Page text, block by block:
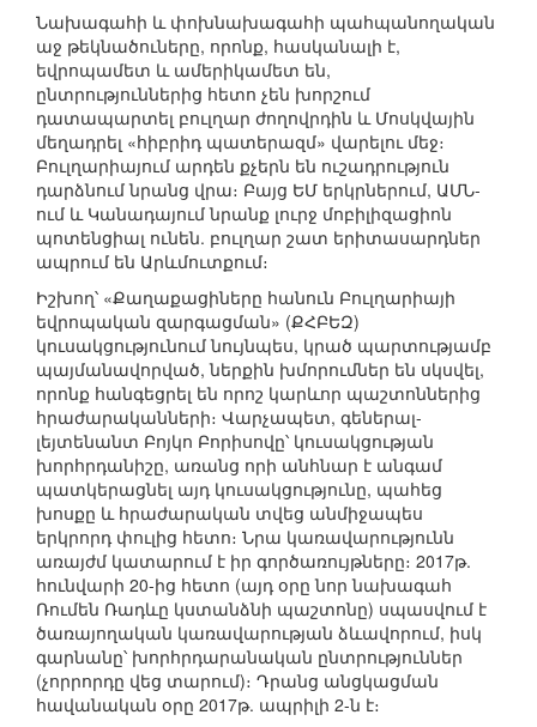
Նախագահի և փոխնախագահի պահպանողական
աջ թեկնածուները, որոնք, հասկանալի է,
եվրոպամետ և ամերիկամետ են,
ընտրություններից հետո չեն խորշում
դատապարտել բուլղար ժողովրդին և Մոսկվային
մեղադրել «հիբրիդ պատերազմ» վարելու մեջ։
Բուլղարիայում արդեն քչերն են ուշադրություն
դարձնում նրանց վրա։ Բայց ԵՄ երկրներում, ԱՄՆ-
ում և Կանադայում նրանք լուրջ մոբիլիզացիոն
պոտենցիալ ունեն. բուլղար շատ երիտասարդներ
ապրում են Արևմուտքում։
Իշխող՝ «Քաղաքացիները հանուն Բուլղարիայի
եվրոպական զարգացման» (ՔՀԲԵԶ)
կուսակցությունում նույնպես, կրած պարտությամբ
պայմանավորված, ներքին խմորումներ են սկսվել,
որոնք հանգեցրել են որոշ կարևոր պաշտոններից
հրաժարականների։ Վարչապետ, գեներալ-
լեյտենանտ Բոյկո Բորիսովը՝ կուսակցության
խորհրդանիշը, առանց որի անհնար է անգամ
պատկերացնել այդ կուսակցությունը, պահեց
խոսքը և հրաժարական տվեց անմիջապես
երկրորդ փուլից հետո։ Նրա կառավարությունն
առայժմ կատարում է իր գործառույթները։ 2017թ.
հունվարի 20-ից հետո (այդ օրը նոր նախագահ
Ռումեն Ռադևը կստանձնի պաշտոնը) սպասվում է
ծառայողական կառավարության ձևավորում, իսկ
գարնանը՝ խորհրդարանական ընտրություններ
(չորրորդը վեց տարում)։ Դրանց անցկացման
հավանական օրը 2017թ. ապրիլի 2-ն է։